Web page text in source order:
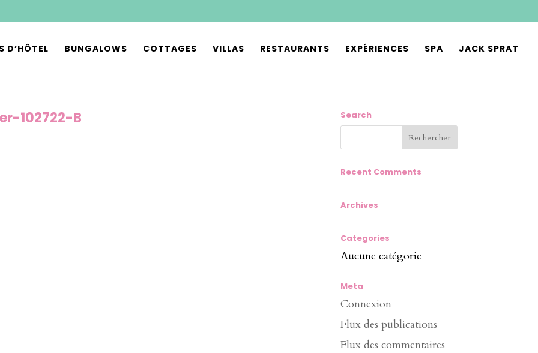
D’HÔTEL BUNGALOWS COTTAGES VILLAS RESTAURANTS EXPÉRIENCES SPA JACK SPRAT
102722-B Search
Recent Comments
Archives
Categories
Aucune catégorie
Meta
Connexion
Flux des publications
Flux des commentaires